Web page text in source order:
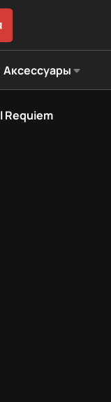
Аксессуары
Requiem